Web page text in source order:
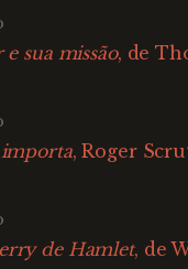
sua missão, de
, Roger
de Hamlet, de